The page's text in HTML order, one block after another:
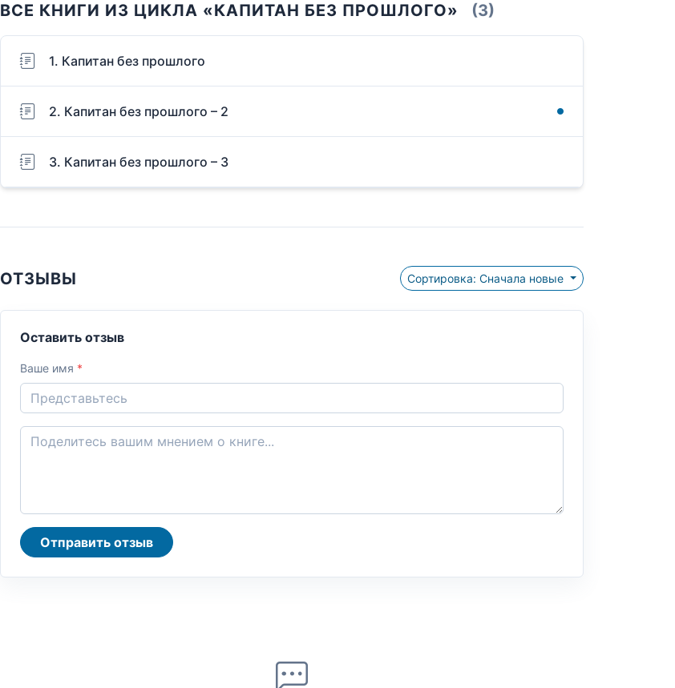
ВСЕ КНИГИ ИЗ ЦИКЛА «КАПИТАН БЕЗ ПРОШЛОГО» (3)
1. Капитан без прошлого
2. Капитан без прошлого – 2
3. Капитан без прошлого – 3
ОТЗЫВЫ Сортировка: Сначала новые
Оставить отзыв
Ваше имя *
Отправить отзыв